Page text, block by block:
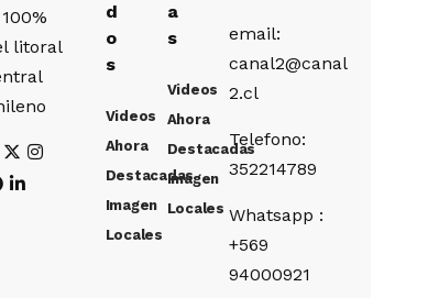
litoral
d
o
s
Videos
Ahora
Destacadas
Imagen
Locales
a
s
Videos
Ahora
Destacadas
Imagen
Locales
email:
canal2@canal
2.cl
Telefono:
352214789
Whatsapp :
+569
94000921